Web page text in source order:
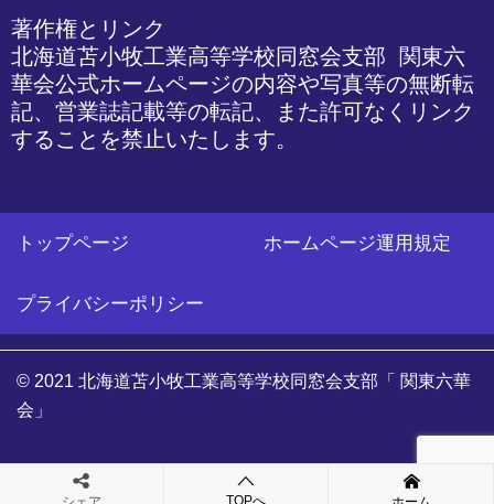
著作権とリンク
北海道苫小牧工業高等学校同窓会支部 関東六
華会公式ホームページの内容や写真等の無断転
記、営業誌記載等の転記、また許可なくリンク
することを禁止いたします。
トップページ ホームページ運用規定
プライバシーポリシー
© 2021 北海道苫小牧工業高等学校同窓会支部「 関東六華
会」
TOPへ